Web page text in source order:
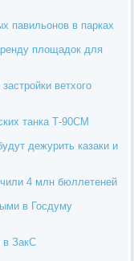
павильонов в парках
площадок для
ветхого
танка Т-90СМ
дежурить казаки и
4 млн бюллетеней
в Госдуму
в ЗакС